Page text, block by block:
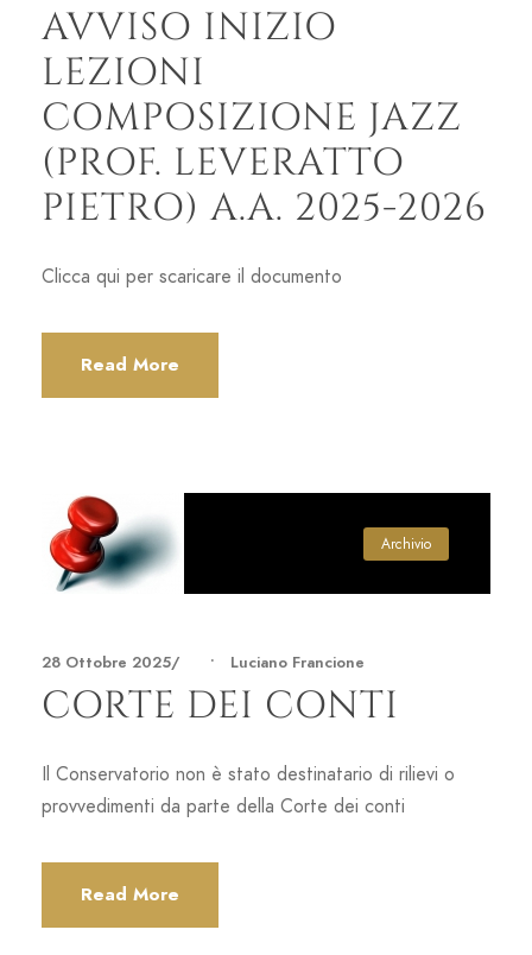
AVVISO INIZIO
LEZIONI
COMPOSIZIONE JAZZ
(PROF. LEVERATTO
PIETRO) A.A. 2025-2026
Clicca qui per scaricare il documento
Read More
Archivio
28 Ottobre 2025 • Luciano Francione
CORTE DEI CONTI
Il Conservatorio non è stato destinatario di rilievi o
provvedimenti da parte della Corte dei conti
Read More